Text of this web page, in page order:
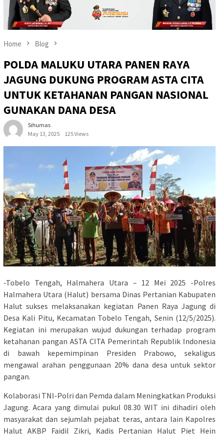
Home Blog
POLDA MALUKU UTARA PANEN RAYA
JAGUNG DUKUNG PROGRAM ASTA CITA
UNTUK KETAHANAN PANGAN NASIONAL
GUNAKAN DANA DESA
Sihumas
May 13, 2025
125 Views
-Tobelo Tengah, Halmahera Utara – 12 Mei 2025 -Polres
Halmahera Utara (Halut) bersama Dinas Pertanian Kabupaten
Halut sukses melaksanakan kegiatan Panen Raya Jagung di
Desa Kali Pitu, Kecamatan Tobelo Tengah, Senin (12/5/2025).
Kegiatan ini merupakan wujud dukungan terhadap program
ketahanan pangan ASTA CITA Pemerintah Republik Indonesia
di bawah kepemimpinan Presiden Prabowo, sekaligus
mengawal arahan penggunaan 20% dana desa untuk sektor
pangan.
Kolaborasi TNI-Polri dan Pemda dalam Meningkatkan Produksi
Jagung. Acara yang dimulai pukul 08.30 WIT ini dihadiri oleh
masyarakat dan sejumlah pejabat teras, antara lain Kapolres
Halut AKBP Faidil Zikri, Kadis Pertanian Halut Piet Hein